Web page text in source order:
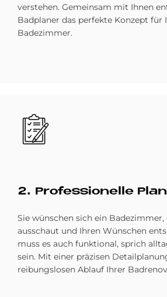
verstehen. Gemeinsam mit Ihnen
Badplaner das perfekte Konzept für
Badezimmer.
Bild
2. Pro­fes­sio­nel­le
Sie wünschen sich ein Badezimmer,
ausschaut und Ihren Wünschen
muss es auch funktional, sprich
sein. Mit einer präzisen
reibungslosen Ablauf Ihrer